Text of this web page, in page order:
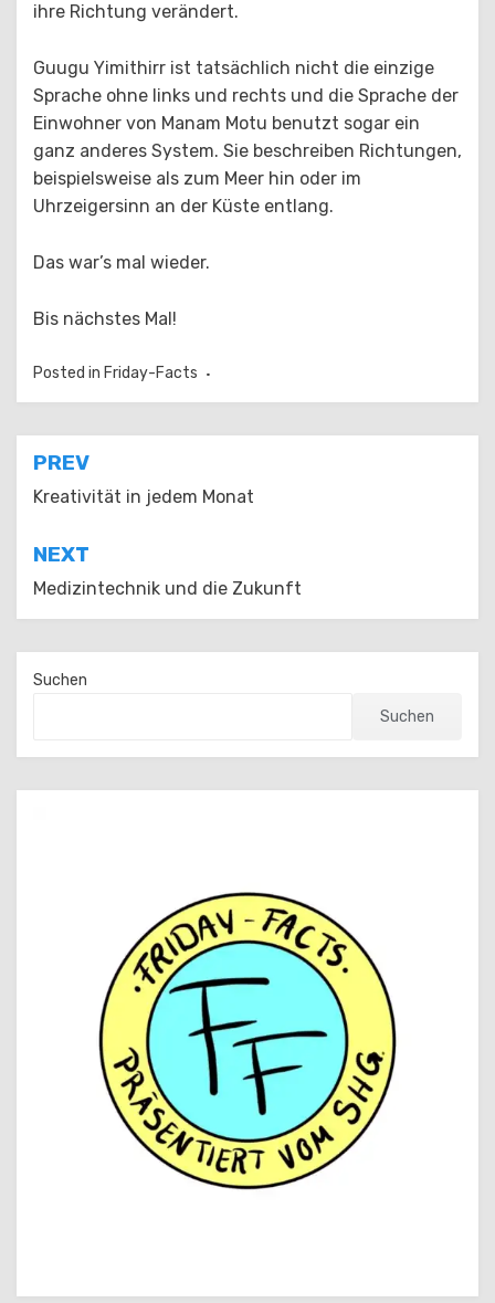
ihre Richtung verändert.
Guugu Yimithirr ist tatsächlich nicht die einzige
Sprache ohne links und rechts und die Sprache der
Einwohner von Manam Motu benutzt sogar ein
ganz anderes System. Sie beschreiben Richtungen,
beispielsweise als zum Meer hin oder im
Uhrzeigersinn an der Küste entlang.
Das war’s mal wieder.
Bis nächstes Mal!
Posted in Friday-Facts
Beitragsnavigation
PREV
Kreativität in jedem Monat
NEXT
Medizintechnik und die Zukunft
Suchen
Suchen